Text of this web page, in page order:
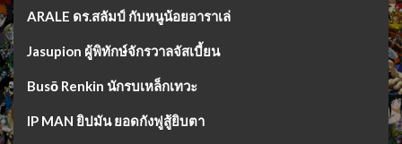
ARALE ดร.สลัมป์ กับหนูน้อยอาราเล่
Jasupion ผู้พิทักษ์จักรวาลจัสเบี้ยน
Busō Renkin นักรบเหล็กเทวะ
IP MAN ยิปมัน ยอดกังฟูสู้ยิบตา